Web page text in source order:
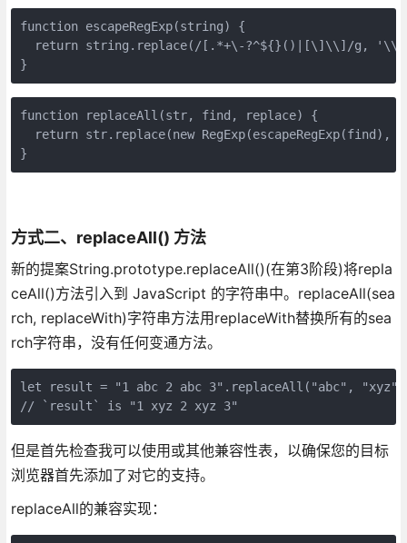
function escapeRegExp(string) {
return string.replace(/[.*+\-?^${}()|[\]\\]/g,
}
function replaceAll(str, find, replace) {
return str.replace(new RegExp(escapeRegExp(find),
}
方式二、replaceAll() 方法
新的提案String.prototype.replaceAll()(在第3阶段)将repla
ceAll()方法引入到 JavaScript 的字符串中。replaceAll(sea
rch, replaceWith)字符串方法用replaceWith替换所有的sea
rch字符串，没有任何变通方法。
let result = "1 abc 2 abc 3".replaceAll("abc",
// `result` is "1 xyz 2 xyz 3"
但是首先检查我可以使用或其他兼容性表，以确保您的目标
浏览器首先添加了对它的支持。
replaceAll的兼容实现：